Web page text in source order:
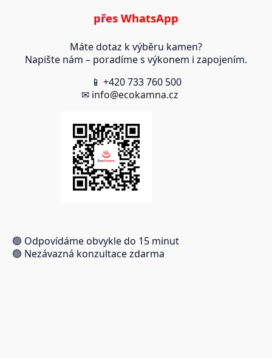
přes WhatsApp
Máte dotaz k výběru kamen?
Napište nám – poradíme s výkonem i zapojením.
📱 +420 733 760 500
✉ info@ecokamna.cz
🟢 Odpovídáme obvykle do 15 minut
🟢 Nezávazná konzultace zdarma